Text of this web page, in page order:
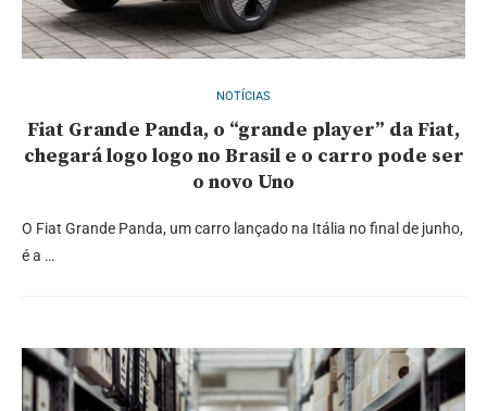
NOTÍCIAS
Fiat Grande Panda, o “grande player” da Fiat,
chegará logo logo no Brasil e o carro pode ser
o novo Uno
O Fiat Grande Panda, um carro lançado na Itália no final de junho,
é a …